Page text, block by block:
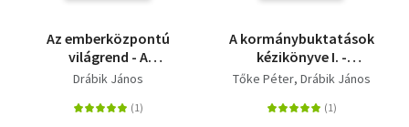
Az emberközpontú
világrend - A
globalizmus
Drábik János
A kormánybuktatások
kézikönyve I. -
(Hazugság, hogy)
Orbán Viktort!
Tőke Péter Drábik János